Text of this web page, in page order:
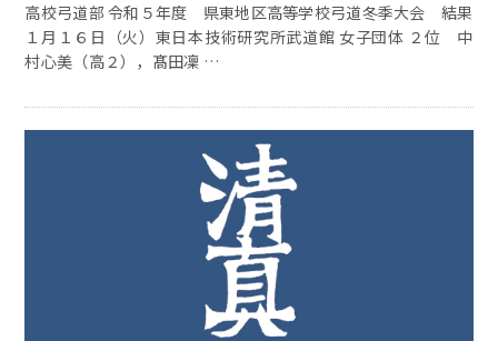
高校弓道部 令和５年度 県東地区高等学校弓道冬季大会 結果
１月１６日（火）東日本技術研究所武道館 女子団体 ２位 中
村心美（高２），髙田凜 …